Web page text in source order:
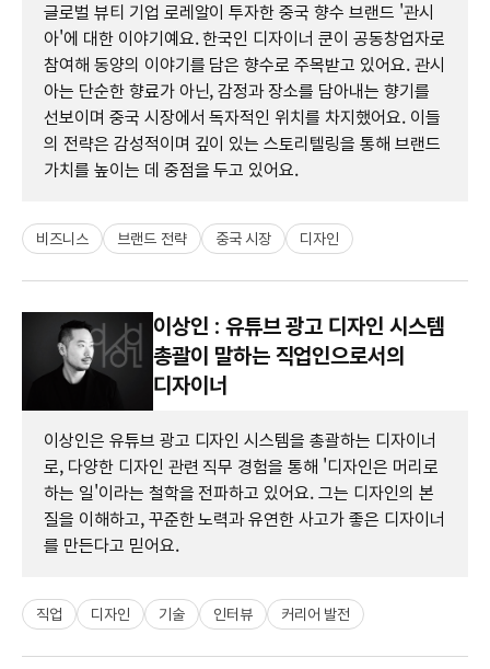
글로벌 뷰티 기업 로레알이 투자한 중국 향수 브랜드 '관시
아'에 대한 이야기예요. 한국인 디자이너 쿤이 공동창업자로
참여해 동양의 이야기를 담은 향수로 주목받고 있어요. 관시
아는 단순한 향료가 아닌, 감정과 장소를 담아내는 향기를
선보이며 중국 시장에서 독자적인 위치를 차지했어요. 이들
의 전략은 감성적이며 깊이 있는 스토리텔링을 통해 브랜드
가치를 높이는 데 중점을 두고 있어요.
비즈니스 브랜드 전략 중국 시장 디자인
이상인 : 유튜브 광고 디자인 시스템
총괄이 말하는 직업인으로서의
디자이너
이상인은 유튜브 광고 디자인 시스템을 총괄하는 디자이너
로, 다양한 디자인 관련 직무 경험을 통해 '디자인은 머리로
하는 일'이라는 철학을 전파하고 있어요. 그는 디자인의 본
질을 이해하고, 꾸준한 노력과 유연한 사고가 좋은 디자이너
를 만든다고 믿어요.
직업 디자인 기술 인터뷰 커리어 발전